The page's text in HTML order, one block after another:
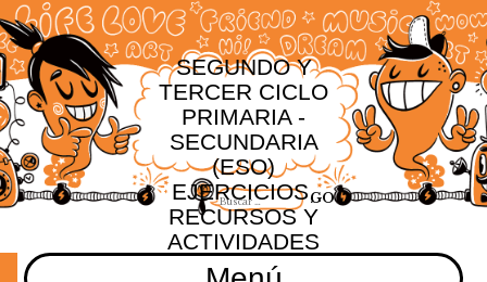
SEGUNDO Y
TERCER CICLO
PRIMARIA -
SECUNDARIA
(ESO)
EJERCICIOS,
RECURSOS Y
ACTIVIDADES